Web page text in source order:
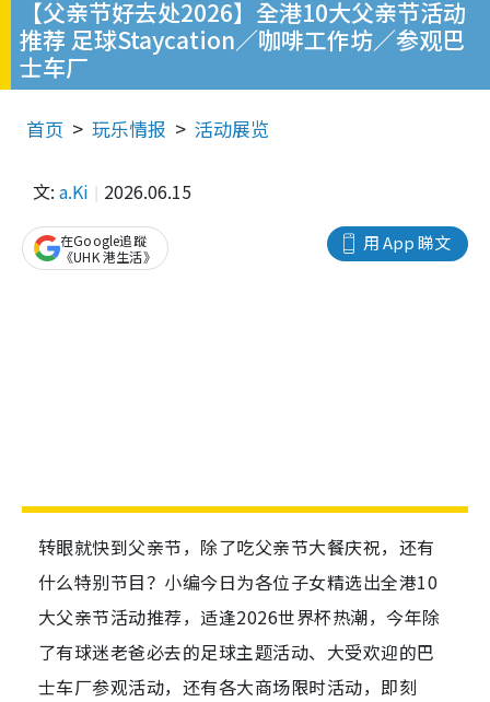
【父亲节好去处2026】全港10大父亲节活动
推荐 足球Staycation／咖啡工作坊／参观巴
士车厂
首页 玩乐情报 活动展览
文: a.Ki 2026.06.15
用 App 睇文
在Google追蹤
《UHK 港生活》
转眼就快到父亲节，除了吃父亲节大餐庆祝，还有
什么特别节目？小编今日为各位子女精选出全港10
大父亲节活动推荐，适逢2026世界杯热潮，今年除
了有球迷老爸必去的足球主题活动、大受欢迎的巴
士车厂参观活动，还有各大商场限时活动，即刻